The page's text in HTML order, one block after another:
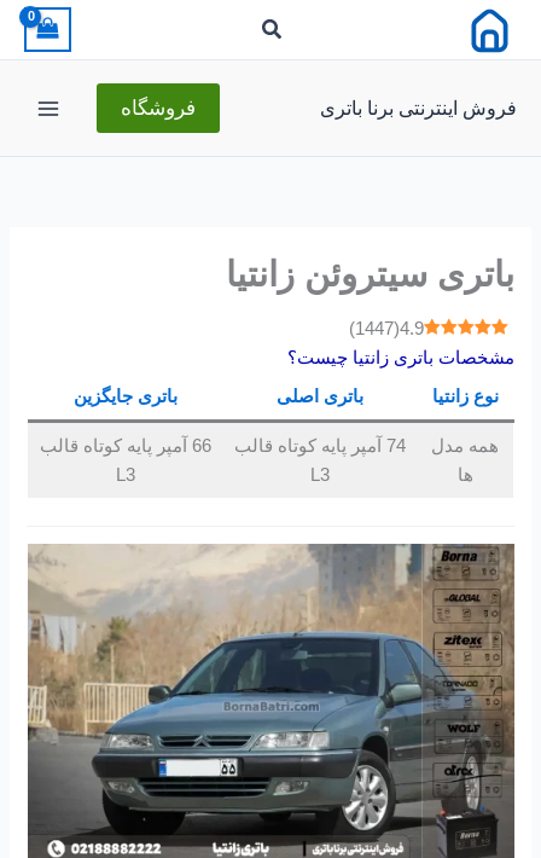
فروش اینترنتی برنا باتری فروشگاه
باتری سیتروئن زانتیا
4.9
(
1447
)
مشخصات باتری زانتیا چیست؟
نوع زانتیا باتری اصلی باتری جایگزین
همه مدل
ها
74 آمپر پایه کوتاه قالب
L3
66 آمپر پایه کوتاه قالب
L3